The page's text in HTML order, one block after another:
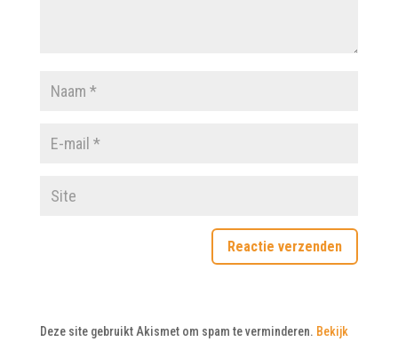
Deze site gebruikt Akismet om spam te verminderen. Bekijk